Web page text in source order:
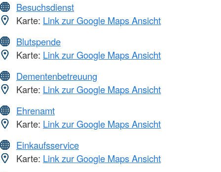
Besuchsdienst
Karte: Link zur Google Maps Ansicht
Blutspende
Karte: Link zur Google Maps Ansicht
Dementenbetreuung
Karte: Link zur Google Maps Ansicht
Ehrenamt
Karte: Link zur Google Maps Ansicht
Einkaufsservice
Karte: Link zur Google Maps Ansicht